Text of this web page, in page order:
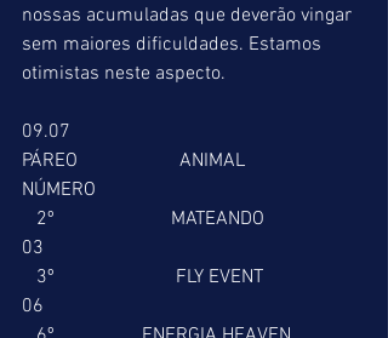
nossas acumuladas que deverão vingar
sem maiores dificuldades. Estamos
otimistas neste aspecto.
09.07
PÁREO                     ANIMAL
NÚMERO
03
06